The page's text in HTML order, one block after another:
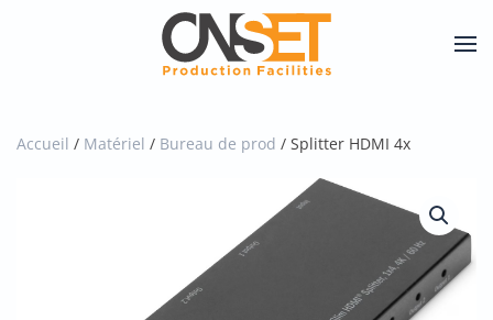
content
Accueil / Matériel / Bureau de prod / Splitter HDMI 4x